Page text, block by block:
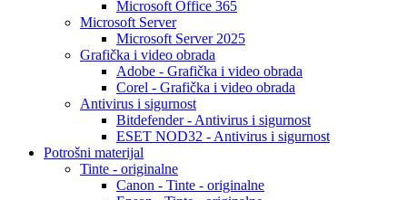
Microsoft Office 365
Microsoft Server
Microsoft Server 2025
Grafička i video obrada
Adobe - Grafička i video obrada
Corel - Grafička i video obrada
Antivirus i sigurnost
Bitdefender - Antivirus i sigurnost
ESET NOD32 - Antivirus i sigurnost
Potrošni materijal
Tinte - originalne
Canon - Tinte - originalne